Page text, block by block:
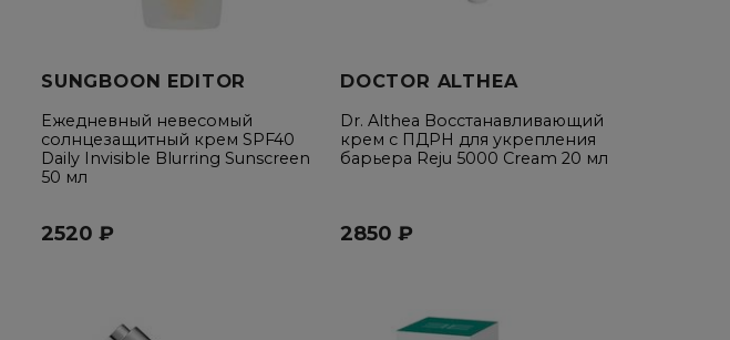
SUNGBOON EDITOR
Ежедневный невесомый
солнцезащитный крем SPF40
Daily Invisible Blurring Sunscreen
50 мл
2520 ₽
DOCTOR ALTHEA
Dr. Althea Восстанавливающий
крем с ПДРН для укрепления
барьера Reju 5000 Cream 20 мл
2850 ₽